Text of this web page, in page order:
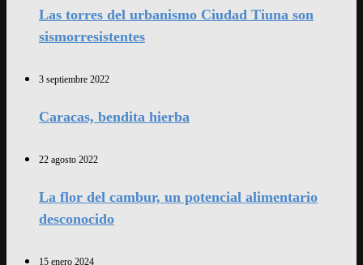
Las torres del urbanismo Ciudad Tiuna son
sismorresistentes
3 septiembre 2022
Caracas, bendita hierba
22 agosto 2022
La flor del cambur, un potencial alimentario
desconocido
15 enero 2024